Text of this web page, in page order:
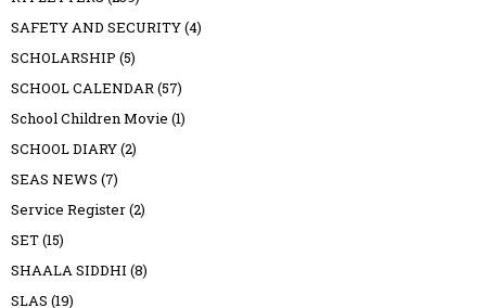
SAFETY AND SECURITY(4)
SCHOLARSHIP (5)
SCHOOL CALENDAR(57)
School Children Movie (1)
SCHOOL DIARY(2)
SEAS NEWS (7)
Service Register(2)
SET(15)
SHAALA SIDDHI (8)
SLAS (19)